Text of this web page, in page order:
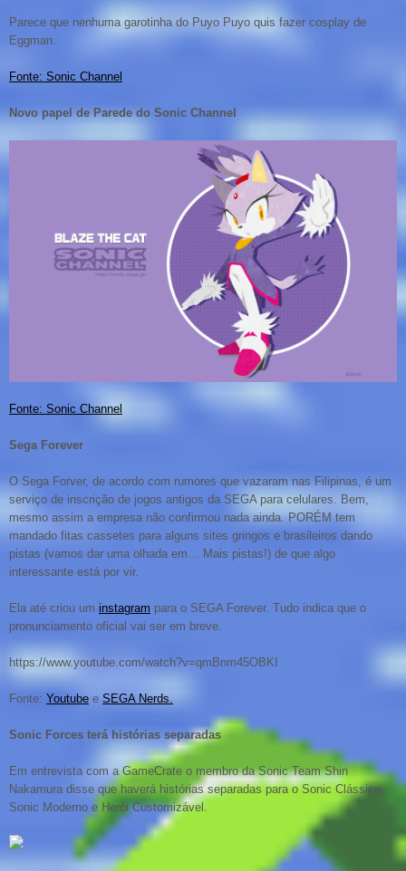
Parece que nenhuma garotinha do Puyo Puyo quis fazer cosplay de
Eggman.
Fonte: Sonic Channel
Novo papel de Parede do Sonic Channel
Fonte: Sonic Channel
Sega Forever
O Sega Forver, de acordo com rumores que vazaram nas Filipinas, é um
serviço de inscrição de jogos antigos da SEGA para celulares. Bem,
mesmo assim a empresa não confirmou nada ainda. PORÉM tem
mandado fitas cassetes para alguns sites gringos e brasileiros dando
pistas (vamos dar uma olhada em… Mais pistas!) de que algo
interessante está por vir.
Ela até criou um instagram para o SEGA Forever. Tudo indica que o
pronunciamento oficial vai ser em breve.
https://www.youtube.com/watch?v=qmBnm45OBKI
Fonte: Youtube e SEGA Nerds.
Sonic Forces terá histórias separadas
Em entrevista com a GameCrate o membro da Sonic Team Shin
Nakamura disse que haverá histórias separadas para o Sonic Clássico,
Sonic Moderno e Herói Customizável.